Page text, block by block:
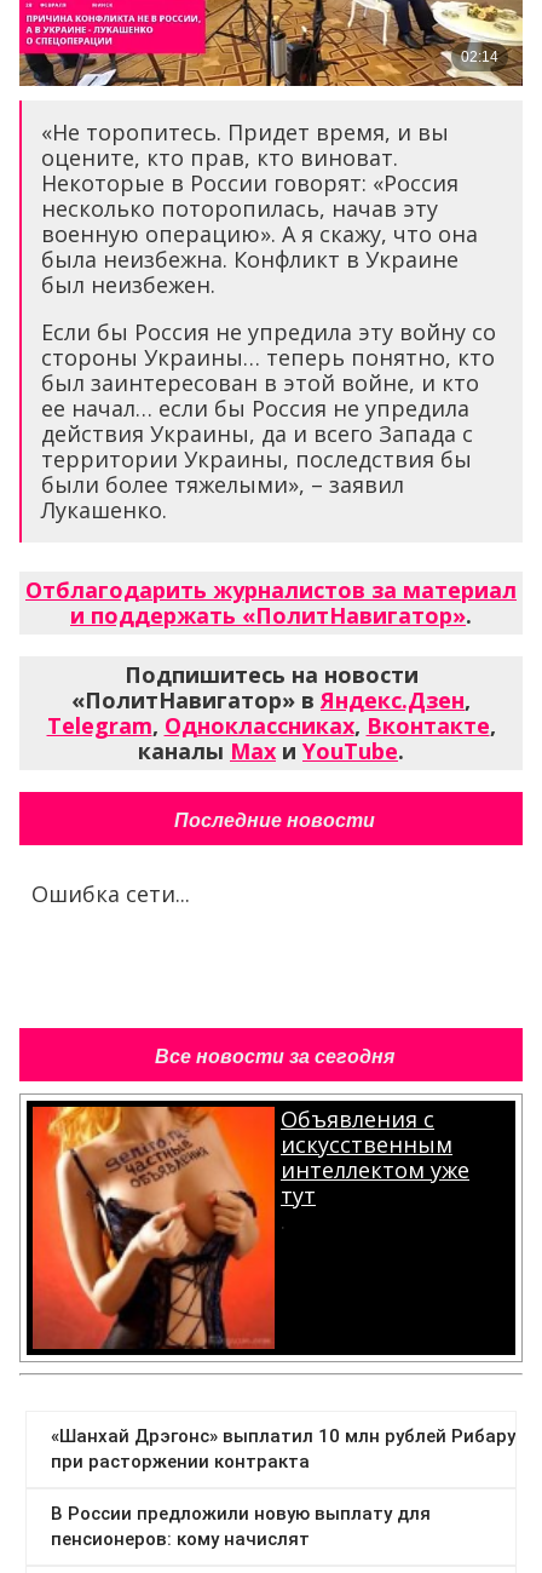
«Не торопитесь. Придет время, и вы
оцените, кто прав, кто виноват.
Некоторые в России говорят: «Россия
несколько поторопилась, начав эту
военную операцию». А я скажу, что она
была неизбежна. Конфликт в Украине
был неизбежен.
Если бы Россия не упредила эту войну со
стороны Украины… теперь понятно, кто
был заинтересован в этой войне, и кто
ее начал… если бы Россия не упредила
действия Украины, да и всего Запада с
территории Украины, последствия бы
были более тяжелыми», – заявил
Лукашенко.
Отблагодарить журналистов за материал
и поддержать «ПолитНавигатор».
Подпишитесь на новости
«ПолитНавигатор» вЯндекс.Дзен,
Telegram, Одноклассниках, Вконтакте,
каналы Max и YouTube.
Последние новости
Ошибка сети...
Все новости за сегодня
Объявления с
искусственным
интеллектом уже
тут
.